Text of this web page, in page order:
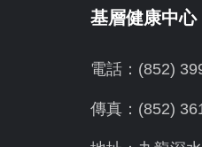
基層健康中心
電話：(852)
傳真：(852)